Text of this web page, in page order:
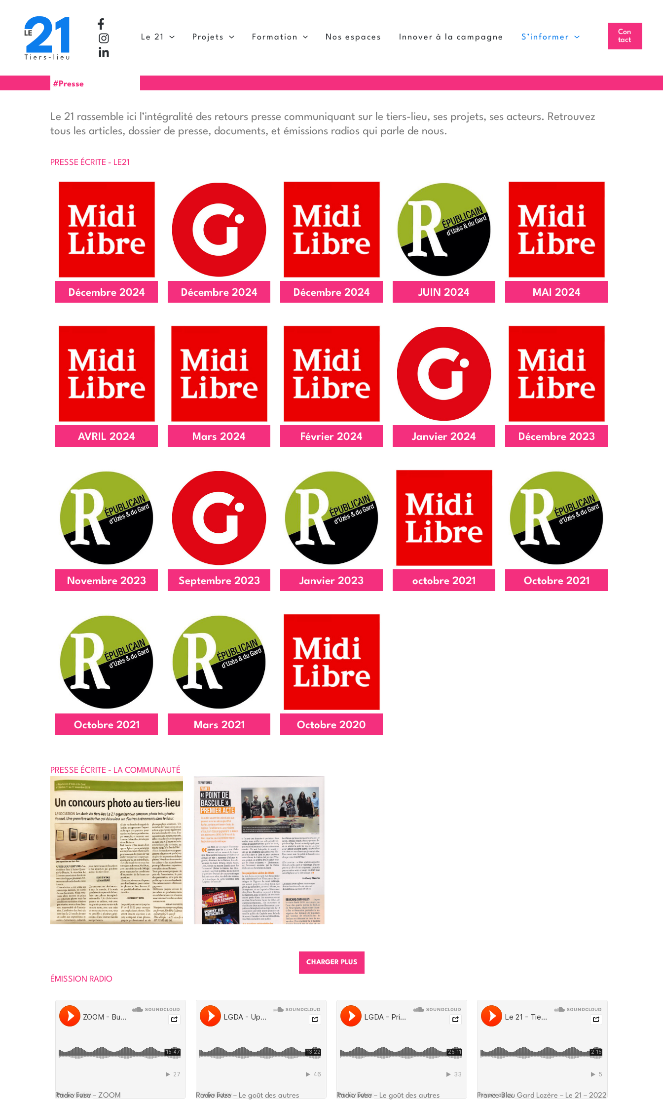
contenu
Le 21 Projets Formation Nos espaces Innover à la campagne S’informer
Con
tact
#Presse
Le 21 rassemble ici l’intégralité des retours presse communiquant sur le tiers-lieu, ses projets, ses acteurs. Retrouvez
tous les articles, dossier de presse, documents, et émissions radios qui parle de nous.
PRESSE ÉCRITE - LE21
Décembre 2024
Nous sommes un
lieu de réponses
pour des besoins
qui...
Décembre 2024
Une épicerie
solidaire ouvre
ses portes
avant...
Décembre 2024
Le 21 organise
des animations
pour les
familles...
JUIN 2024
Journée Portes
Ouvertes
Lire l'article
MAI 2024
Le Projet Halles
Numériques
présenté
AVRIL 2024
Le 21 à la
hauteur de ses
convictions
Mars 2024
Le 21 au salon
TAF d'Alès
Lire l'article
Février 2024
Une nouvelle
année riche en
actions
Janvier 2024
Les expos
continuent en
2024
Décembre 2023
Au bonheur des
liens, naissance
d’un collectif
d’éducateurs
Novembre 2023
Une aide pour
tous les parents
Lire l'article
Septembre 2023
Maëlla goasdoue
expose au 21
Lire l'article
Janvier 2023
visite au tiers-
lieu
Lire l'article
octobre 2021
Nouvel espace
de partage
Lire l'article
Octobre 2021
nouvel espace
modulable
Lire l'article
Octobre 2021
aide contre la
fracture
numérique
Mars 2021
Le 12 pour le
Tiers-lieu
Lire l'article
Octobre 2020
Le 21 vient en
aide sur le
numérique
PRESSE ÉCRITE - LA COMMUNAUTÉ
CHARGER PLUS
ÉMISSION RADIO
Radio Fuze – ZOOM
Radio Fuze – Le goût des autres
Radio Fuze – Le goût des autres
France Bleu Gard Lozère – Le 21 – 2022